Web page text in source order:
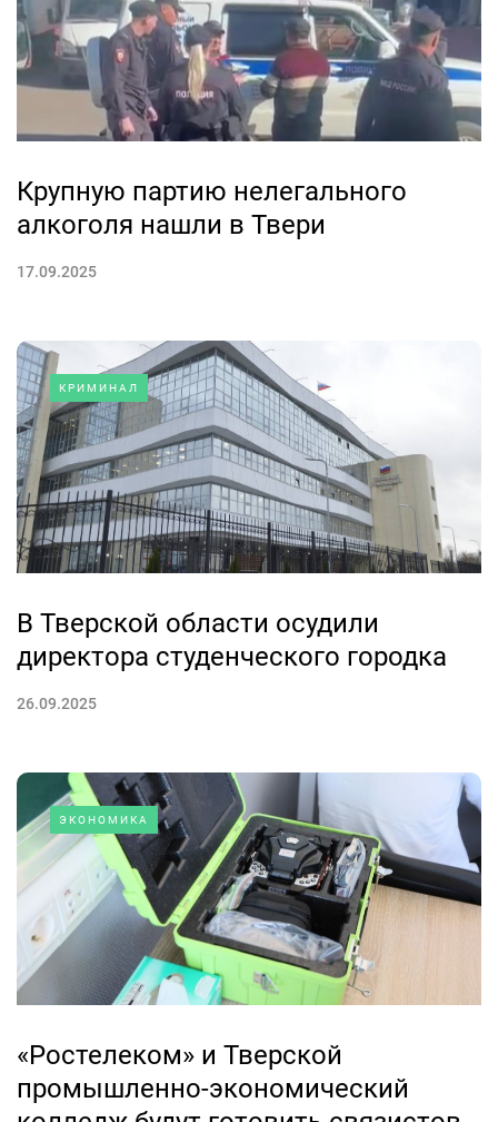
Крупную партию нелегального
алкоголя нашли в Твери
17.09.2025
КРИМИНАЛ
В Тверской области осудили
директора студенческого городка
26.09.2025
ЭКОНОМИКА
«Ростелеком» и Тверской
промышленно-экономический